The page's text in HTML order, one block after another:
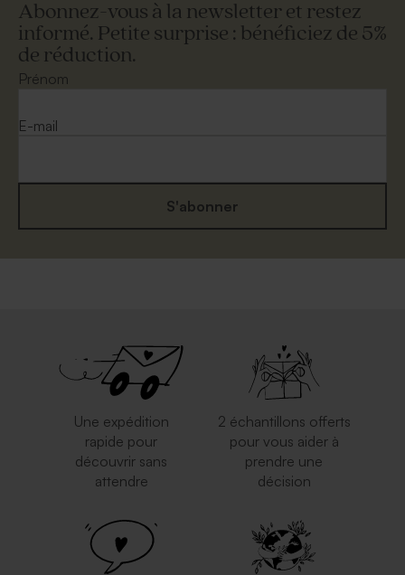
Abonnez-vous à la newsletter et restez
informé. Petite surprise : bénéficiez de 5%
de réduction.
Prénom
E-mail
S'abonner
Une expédition
rapide pour
découvrir sans
attendre
2 échantillons offerts
pour vous aider à
prendre une
décision